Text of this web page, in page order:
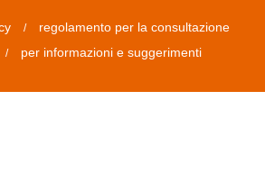
/ regolamento per la consultazione
/ per informazioni e suggerimenti